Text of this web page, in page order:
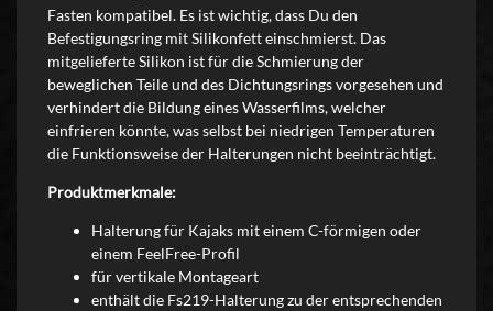
Fasten kompatibel. Es ist wichtig, dass Du den
Befestigungsring mit Silikonfett einschmierst. Das
mitgelieferte Silikon ist für die Schmierung der
beweglichen Teile und des Dichtungsrings vorgesehen und
verhindert die Bildung eines Wasserfilms, welcher
einfrieren könnte, was selbst bei niedrigen Temperaturen
die Funktionsweise der Halterungen nicht beeinträchtigt.
Produktmerkmale:
Halterung für Kajaks mit einem C-förmigen oder
einem FeelFree-Profil
für vertikale Montageart
enthält die Fs219-Halterung zu der entsprechenden